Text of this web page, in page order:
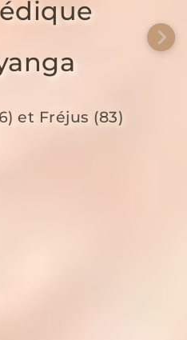
et Fréjus (83)